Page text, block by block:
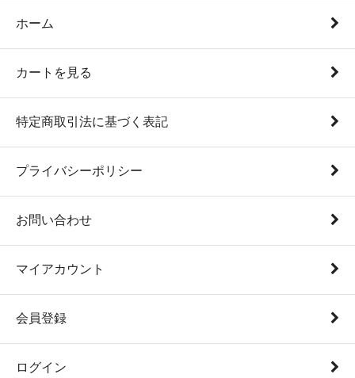
ホーム
カートを見る
特定商取引法に基づく表記
プライバシーポリシー
お問い合わせ
マイアカウント
会員登録
ログイン